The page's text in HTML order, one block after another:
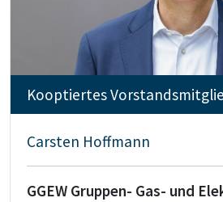
Kooptiertes
Carsten Hoffmann
GGEW Gruppen- Gas- und